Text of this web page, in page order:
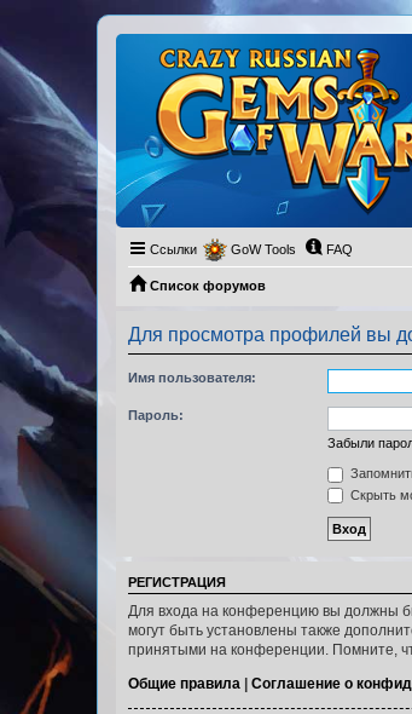
Ссылки GoW Tools FAQ
Список форумов
Для просмотра профилей вы
Имя пользователя:
Пароль:
Забыли
Скрыть
РЕГИСТРАЦИЯ
Для входа на конференцию вы должны
могут быть установлены также
принятыми на конференции. Помните,
Общие правила | Соглашение о